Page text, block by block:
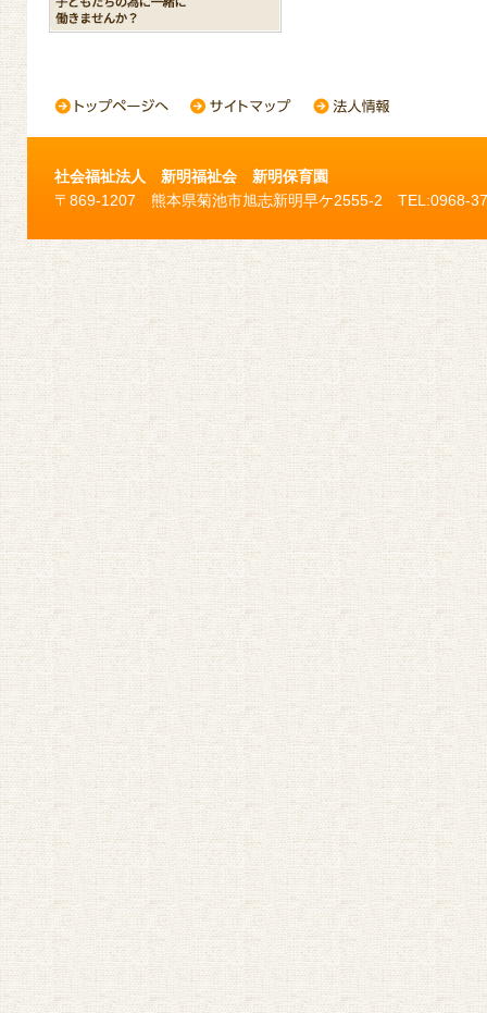
社会福祉法人 新明福祉会 新明保育園
〒869-1207 熊本県菊池市旭志新明早ケ2555-2 TEL:0968-